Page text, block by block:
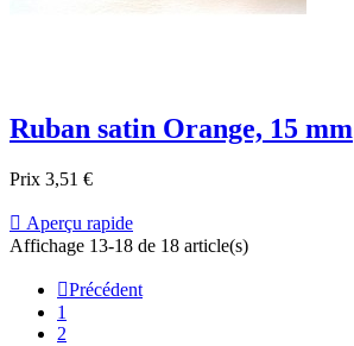
Ruban satin Orange, 15 mm
Prix 3,51 €
 Aperçu rapide
Affichage 13-18 de 18 article(s)
Précédent
1
2